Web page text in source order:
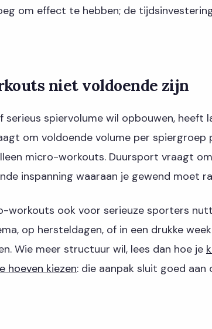
om effect te hebben; de
niet voldoende zijn
spiervolume wil opbouwen, heeft
om voldoende volume per spiergroep
micro-workouts. Duursport vraagt
inspanning waaraan je gewend moet
workouts ook voor serieuze sporters
op hersteldagen, of in een drukke
Wie meer structuur wil, lees dan hoe je
hoeven kiezen: die aanpak sluit goed aan